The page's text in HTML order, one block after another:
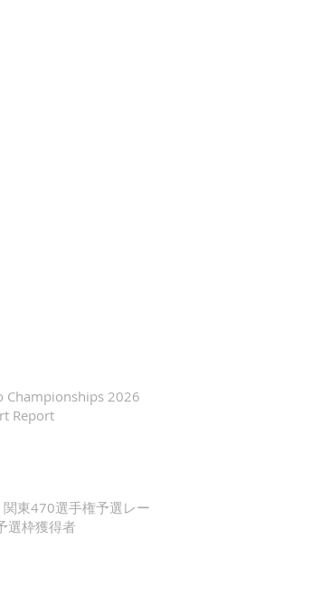
Championships 2026
Report
東470選手権予選レー
枠獲得者